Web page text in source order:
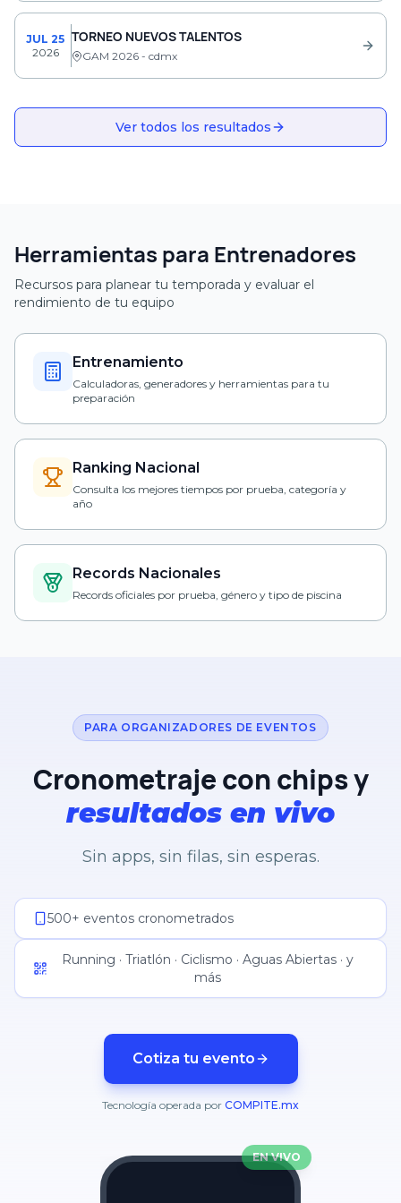
JUL 25
2026
TORNEO NUEVOS TALENTOS
GAM 2026 - cdmx
Ver todos los resultados
Herramientas para Entrenadores
Recursos para planear tu temporada y evaluar el
rendimiento de tu equipo
Entrenamiento
Calculadoras, generadores y herramientas para tu
preparación
Ranking Nacional
Consulta los mejores tiempos por prueba, categoría y
año
Records Nacionales
Records oficiales por prueba, género y tipo de piscina
PARA ORGANIZADORES DE EVENTOS
Cronometraje con chips y
resultados en vivo
Sin apps, sin filas, sin esperas.
500+ eventos cronometrados
Running · Triatlón · Ciclismo · Aguas Abiertas · y
más
Cotiza tu evento
Tecnología operada por COMPITE.mx
EN VIVO